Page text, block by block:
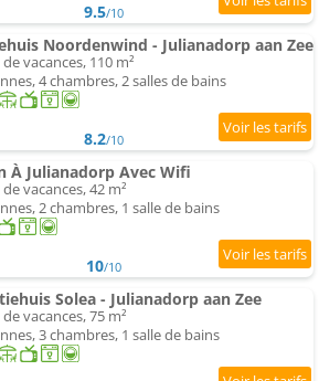
9.5/10
Noordenwind - Julianadorp aan Zee
vacances, 110 m²
4 chambres, 2 salles de bains
8.2/10
À Julianadorp Avec Wifi
vacances, 42 m²
2 chambres, 1 salle de bains
10/10
Solea - Julianadorp aan Zee
vacances, 75 m²
3 chambres, 1 salle de bains